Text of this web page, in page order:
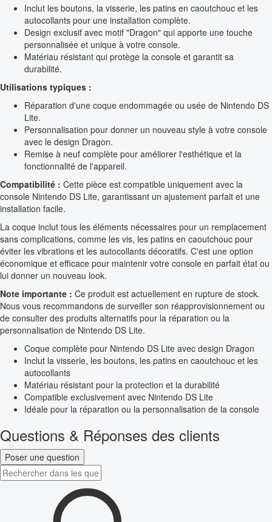
Inclut les boutons, la visserie, les patins en caoutchouc et les
autocollants pour une installation complète.
Design exclusif avec motif "Dragon" qui apporte une touche
personnalisée et unique à votre console.
Matériau résistant qui protège la console et garantit sa
durabilité.
Utilisations typiques :
Réparation d'une coque endommagée ou usée de Nintendo DS
Lite.
Personnalisation pour donner un nouveau style à votre console
avec le design Dragon.
Remise à neuf complète pour améliorer l'esthétique et la
fonctionnalité de l'appareil.
Compatibilité : Cette pièce est compatible uniquement avec la
console Nintendo DS Lite, garantissant un ajustement parfait et une
installation facile.
La coque inclut tous les éléments nécessaires pour un remplacement
sans complications, comme les vis, les patins en caoutchouc pour
éviter les vibrations et les autocollants décoratifs. C'est une option
économique et efficace pour maintenir votre console en parfait état ou
lui donner un nouveau look.
Note importante : Ce produit est actuellement en rupture de stock.
Nous vous recommandons de surveiller son réapprovisionnement ou
de consulter des produits alternatifs pour la réparation ou la
personnalisation de Nintendo DS Lite.
Coque complète pour Nintendo DS Lite avec design Dragon
Inclut la visserie, les boutons, les patins en caoutchouc et les
autocollants
Matériau résistant pour la protection et la durabilité
Compatible exclusivement avec Nintendo DS Lite
Idéale pour la réparation ou la personnalisation de la console
Questions & Réponses des clients
Poser une question